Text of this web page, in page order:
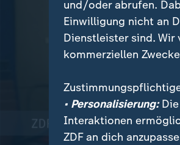
und/oder abrufen.
Einwilligung nicht an
Dienstleister sind. Wir
kommerziellen
• Personalisierung:Die
Interaktionen
ZDF an dich